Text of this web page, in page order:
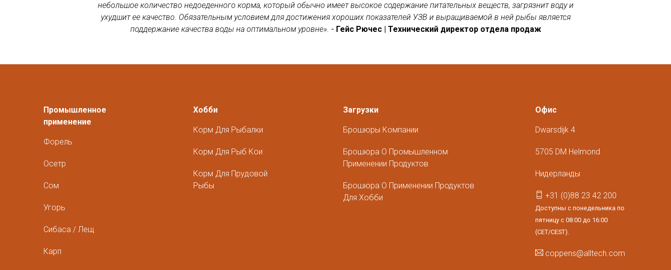
небольшое количество недоеденного корма, который обычно имеет высокое содержание питательных веществ, загрязнит воду и
ухудшит ее качество. Обязательным условием для достижения хороших показателей УЗВ и выращиваемой в ней рыбы является
поддержание качества воды на оптимальном уровне». - Гейс Рючес | Технический директор отдела продаж
Промышленное
применение
Форель
Осетр
Сом
Угорь
Сибаса / Лещ
Карп
Хобби
Корм Для Рыбалки
Корм Для Рыб Кои
Корм Для Прудовой
Рыбы
Загрузки
Брошюры Компании
Брошюра О Промышленном
Применении Продуктов
Брошюра О Применении Продуктов
Для Хобби
Офис
Dwarsdijk 4
5705 DM Helmond
Нидерланды
+31 (0)88 23 42 200
Доступны с понедельника по
пятницу с 08:00 до 16:00
(CET/CEST).
coppens@alltech.com